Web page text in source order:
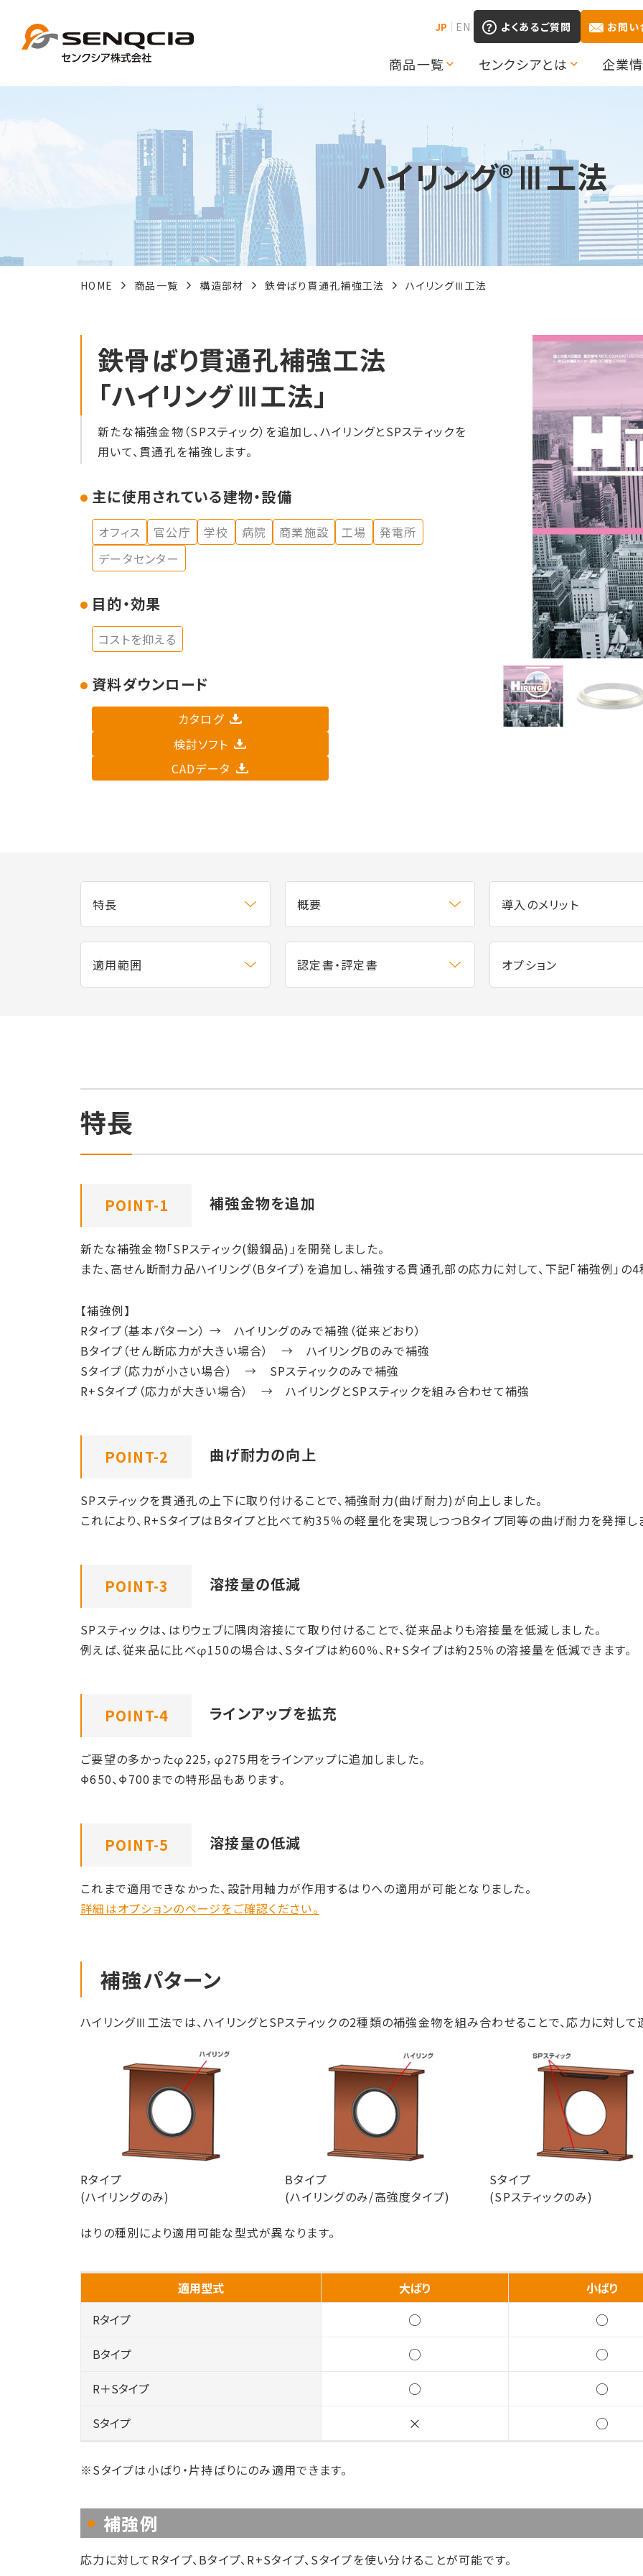
JP EN よくあるご質問 お問い
商品一覧 センクシアとは 企業
HOME 商品一覧 構造部材 鉄骨ばり貫通孔補強工法 ハイリングⅢ工法
ハイリング®Ⅲ工法
鉄骨ばり貫通孔補強工法
「ハイリングⅢ工法」
新たな補強金物（SPスティック）を追加し、ハイリングとSPスティックを
用いて、貫通孔を補強します。
主に使用されている建物・設備
オフィス 官公庁 学校 病院 商業施設 工場
発電所
データセンター
目的・効果
コストを抑える
資料ダウンロード
カタログ
検討ソフト
CADデータ
特長 概要 導入のメリット
適用範囲 認定書・評定書 オプション
特長
POINT-1 補強金物を追加
新たな補強金物「SPスティック(鍛鋼品)」を開発しました。
また、高せん断耐力品ハイリング（Bタイプ）を追加し、補強する貫通孔部の応力に対して、下記「補強例」
【補強例】
Rタイプ（基本パターン） → ハイリングのみで補強（従来どおり）
Bタイプ（せん断応力が大きい場合） → ハイリングBのみで補強
Sタイプ（応力が小さい場合） → SPスティックのみで補強
R+Sタイプ（応力が大きい場合） → ハイリングとSPスティックを組み合わせて補強
POINT-2 曲げ耐力の向上
SPスティックを貫通孔の上下に取り付けることで、補強耐力(曲げ耐力)が向上しました。
これにより、R+SタイプはBタイプと比べて約35％の軽量化を実現しつつBタイプ同等の曲げ耐力を発揮し
POINT-3 溶接量の低減
SPスティックは、はりウェブに隅肉溶接にて取り付けることで、従来品よりも溶接量を低減しました。
例えば、従来品に比べφ150の場合は、Sタイプは約60％、R+Sタイプは約25％の溶接量を低減できます。
POINT-4 ラインアップを拡充
ご要望の多かったφ225，φ275用をラインアップに追加しました。
Φ650、Φ700までの特形品もあります。
POINT-5 溶接量の低減
これまで適用できなかった、設計用軸力が作用するはりへの適用が可能となりました。
詳細はオプションのページをご確認ください。
補強パターン
ハイリングⅢ工法では、ハイリングとSPスティックの2種類の補強金物を組み合わせることで、応力に対し
Rタイプ
(ハイリングのみ)
Bタイプ
(ハイリングのみ/高強度タイプ)
Sタイプ
(SPスティックのみ)
はりの種別により適用可能な型式が異なります。
適用型式 大ばり
小ばり
Rタイプ
○ ○
Bタイプ ○ ○
R＋Sタイプ ○ ○
Sタイプ × ○
※Sタイプは小ばり・片持ばりにのみ適用できます。
補強例
応力に対してRタイプ、Bタイプ、R+Sタイプ、Sタイプを使い分けることが可能です。